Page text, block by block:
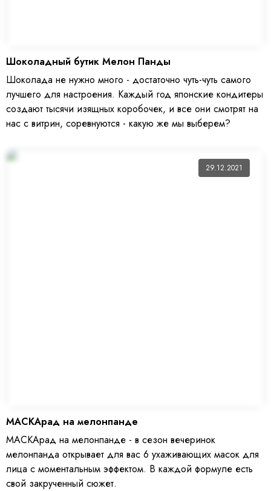
Шоколадный бутик Мелон Панды
Шоколада не нужно много - достаточно чуть-чуть самого
лучшего для настроения. Каждый год японские кондитеры
создают тысячи изящных коробочек, и все они смотрят на
нас с витрин, соревнуются - какую же мы выберем?
МАСКАрад на мелонпанде
МАСКАрад на мелонпанде - в сезон вечеринок
мелонпанда открывает для вас 6 ухаживающих масок для
лица с моментальным эффектом. В каждой формуле есть
свой закрученный сюжет.
29.12.2021